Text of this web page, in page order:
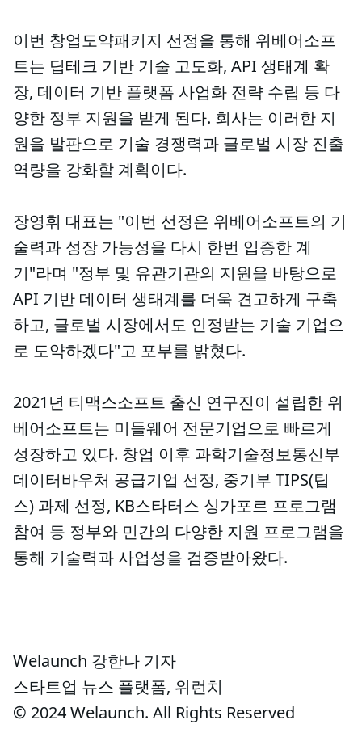
이번 창업도약패키지 선정을 통해 위베어소프
트는 딥테크 기반 기술 고도화, API 생태계 확
장, 데이터 기반 플랫폼 사업화 전략 수립 등 다
양한 정부 지원을 받게 된다. 회사는 이러한 지
원을 발판으로 기술 경쟁력과 글로벌 시장 진출
역량을 강화할 계획이다.
장영휘 대표는 "이번 선정은 위베어소프트의 기
술력과 성장 가능성을 다시 한번 입증한 계
기"라며 "정부 및 유관기관의 지원을 바탕으로
API 기반 데이터 생태계를 더욱 견고하게 구축
하고, 글로벌 시장에서도 인정받는 기술 기업으
로 도약하겠다"고 포부를 밝혔다.
2021년 티맥스소프트 출신 연구진이 설립한 위
베어소프트는 미들웨어 전문기업으로 빠르게
성장하고 있다. 창업 이후 과학기술정보통신부
데이터바우처 공급기업 선정, 중기부 TIPS(팁
스) 과제 선정, KB스타터스 싱가포르 프로그램
참여 등 정부와 민간의 다양한 지원 프로그램을
통해 기술력과 사업성을 검증받아왔다.
Welaunch 강한나 기자
스타트업 뉴스 플랫폼, 위런치
© 2024 Welaunch. All Rights Reserved